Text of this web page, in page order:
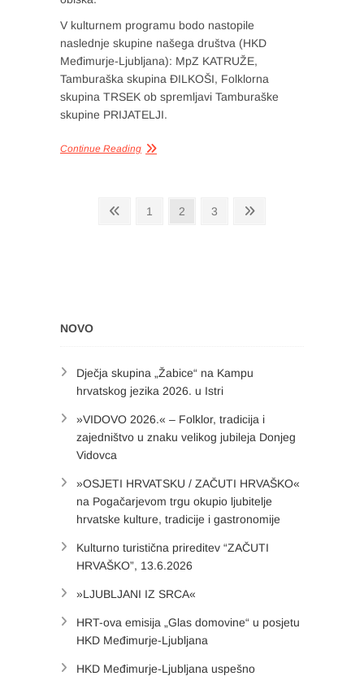
V kulturnem programu bodo nastopile
naslednje skupine našega društva (HKD
Međimurje-Ljubljana): MpZ KATRUŽE,
Tamburaška skupina ĐILKOŠI, Folklorna
skupina TRSEK ob spremljavi Tamburaške
skupine PRIJATELJI.
Continue Reading
Brojevi PreviousPage
1 Page
2 Page
3
Next
NOVO
Dječja skupina „Žabice“ na Kampu
hrvatskog jezika 2026. u Istri
»VIDOVO 2026.« – Folklor, tradicija i
zajedništvo u znaku velikog jubileja Donjeg
Vidovca
»OSJETI HRVATSKU / ZAČUTI HRVAŠKO«
na Pogačarjevom trgu okupio ljubitelje
hrvatske kulture, tradicije i gastronomije
Kulturno turistična prireditev “ZAČUTI
HRVAŠKO”, 13.6.2026
»LJUBLJANI IZ SRCA«
HRT-ova emisija „Glas domovine“ u posjetu
HKD Međimurje-Ljubljana
HKD Međimurje-Ljubljana uspešno